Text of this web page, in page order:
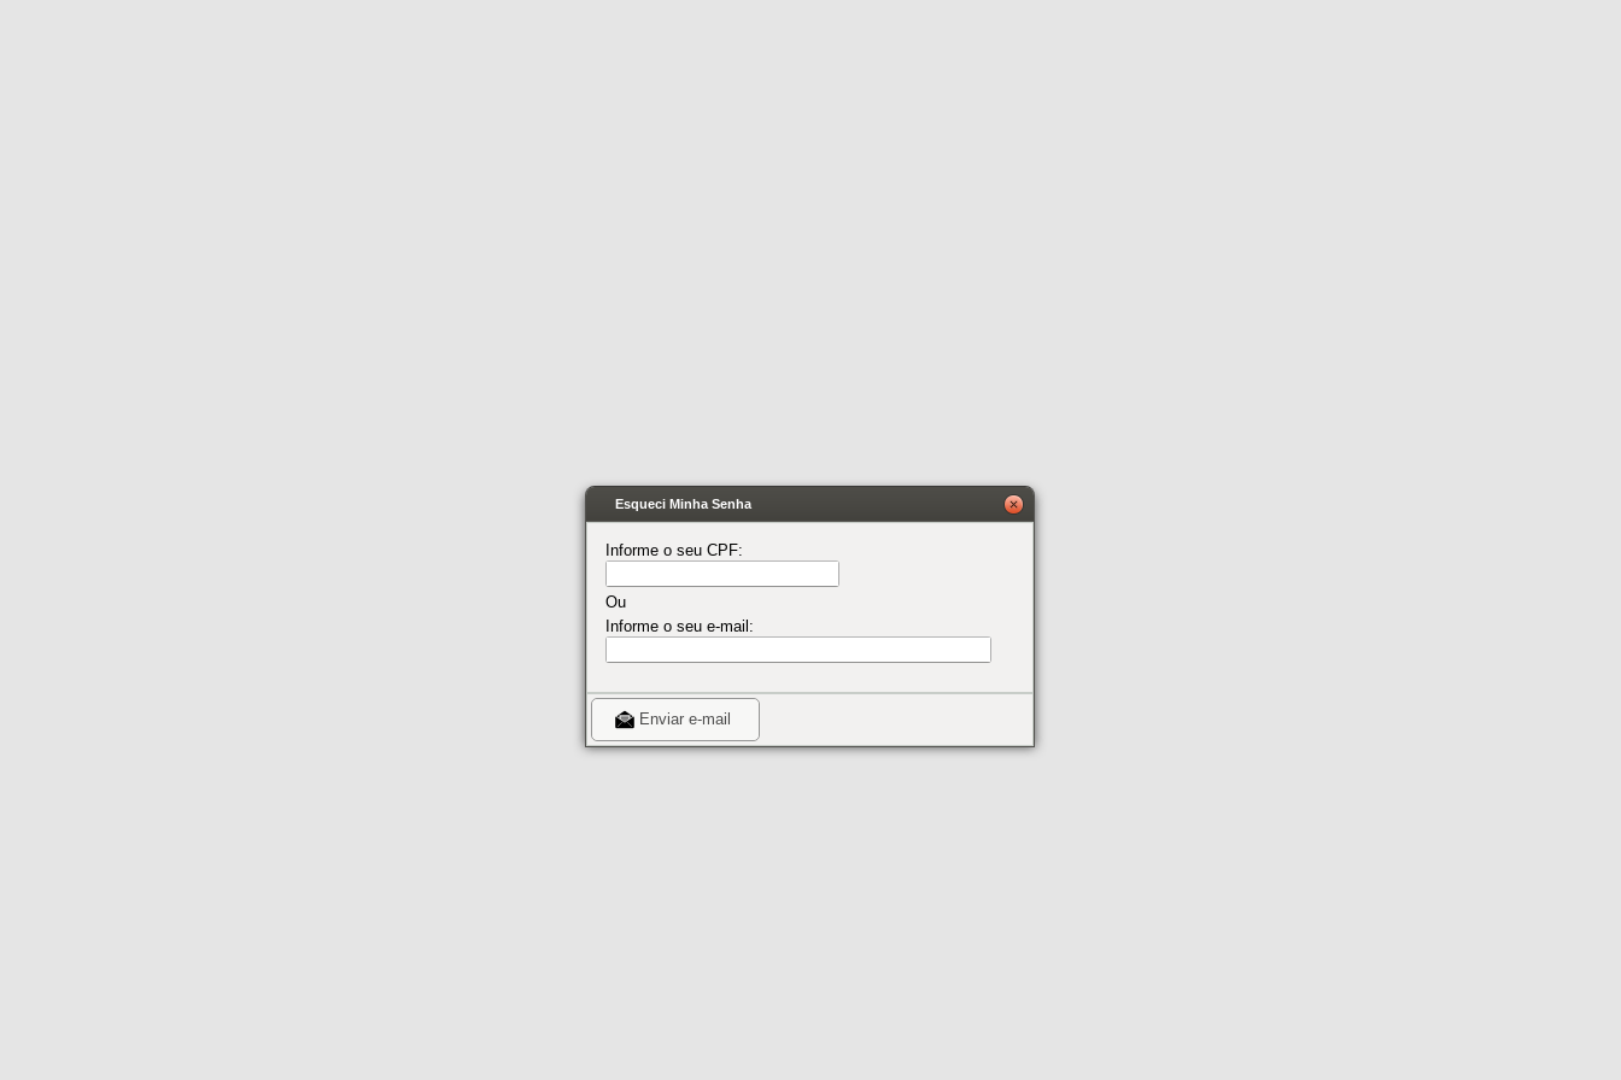
Esqueci Minha Senha
Enviar e-mail
Informe o seu CPF:
Ou
Informe o seu e-mail: